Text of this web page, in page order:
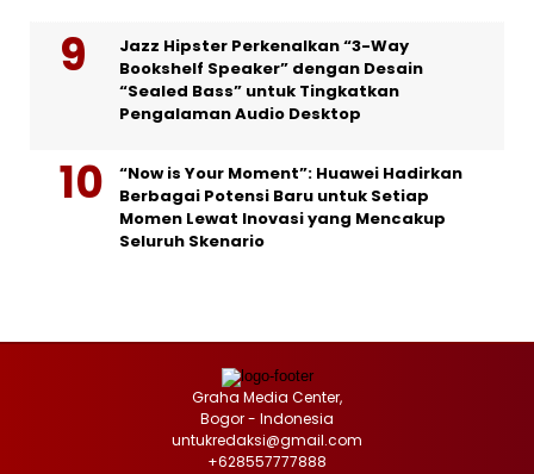
Jazz Hipster Perkenalkan “3-Way
Bookshelf Speaker” dengan Desain
“Sealed Bass” untuk Tingkatkan
Pengalaman Audio Desktop
“Now is Your Moment”: Huawei Hadirkan
Berbagai Potensi Baru untuk Setiap
Momen Lewat Inovasi yang Mencakup
Seluruh Skenario
Graha Media Center,
Bogor - Indonesia
untukredaksi@gmail.com
+628557777888